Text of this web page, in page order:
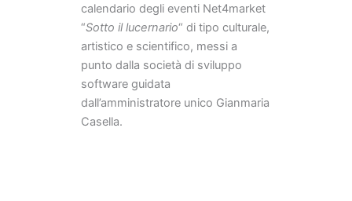
calendario degli eventi Net4market
“Sotto il lucernario“ di tipo culturale,
artistico e scientifico, messi a
punto dalla società di sviluppo
software guidata
dall’amministratore unico Gianmaria
Casella.